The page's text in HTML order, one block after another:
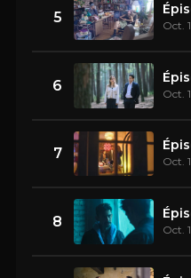
5 Oct.
6 Oct.
7 Oct.
8 Oct.